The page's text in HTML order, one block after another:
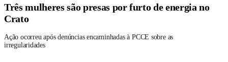
Três mulheres são presas por furto de energia no
Crato
Ação ocorreu após denúncias encaminhadas à PCCE sobre as
irregularidades